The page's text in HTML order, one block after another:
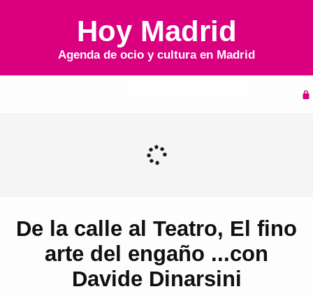
Hoy Madrid
Agenda de ocio y cultura en Madrid
De la calle al Teatro, El fino
arte del engaño ...con
Davide Dinarsini